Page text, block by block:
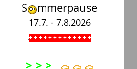
S mmerpause
17.7. - 7.8.2026
.+ + + + + + + + + + + + +
> > >